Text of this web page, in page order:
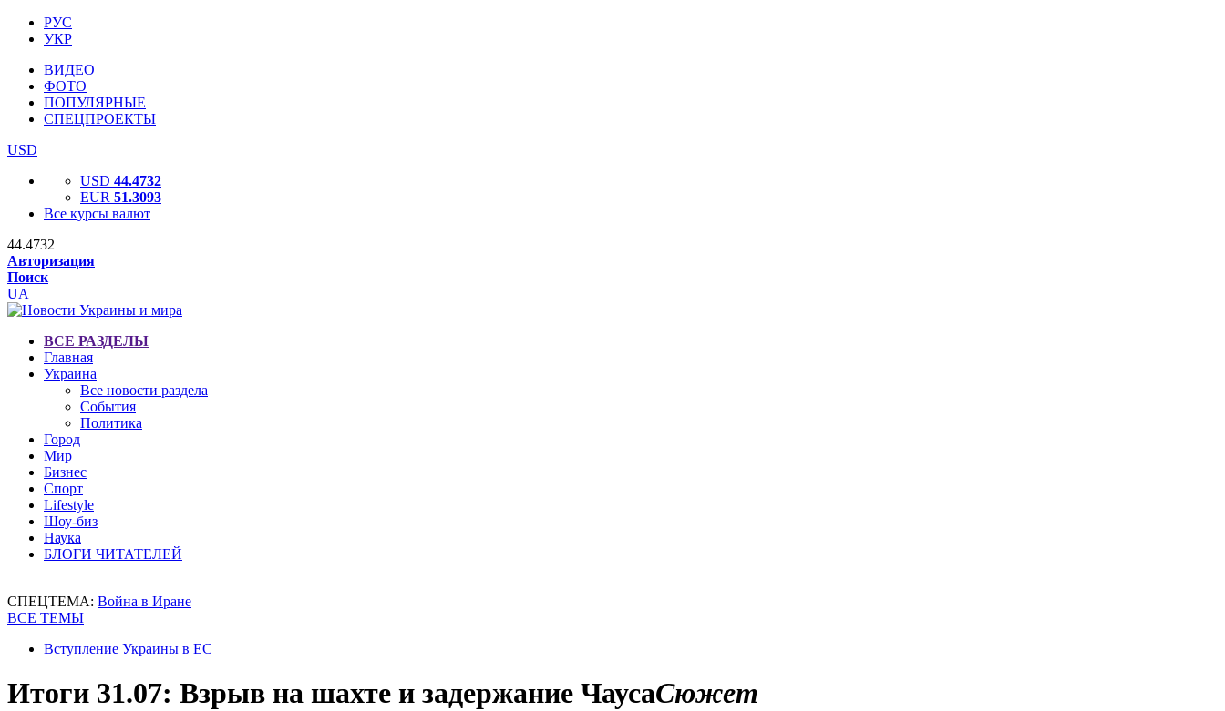
РУС
УКР
ВИДЕО
ФОТО
ПОПУЛЯРНЫЕ
СПЕЦПРОЕКТЫ
USD
USD 44.4732
EUR 51.3093
Все курсы валют
44.4732
Авторизация
Поиск
UA
ВСЕ РАЗДЕЛЫ
Главная
Украина
Все новости раздела
События
Политика
Город
Мир
Бизнес
Спорт
Lifestyle
Шоу-биз
Наука
БЛОГИ ЧИТАТЕЛЕЙ
СПЕЦТЕМА: Война в Иране
ВСЕ ТЕМЫ
Вступление Украины в ЕС
Итоги 31.07: Взрыв на шахте и задержание ЧаусаСюжет